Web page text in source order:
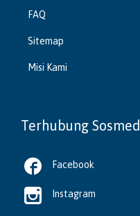
FAQ
Sitemap
Misi Kami
Terhubung Sosmed
 Facebook
 Instagram